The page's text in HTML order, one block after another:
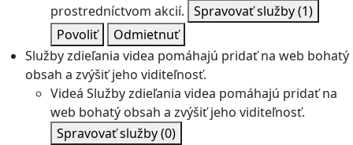
prostredníctvom akcií. Spravovať služby(1)
Povoliť
Odmietnuť
Služby zdieľania videa pomáhajú pridať na web bohatý
obsah a zvýšiť jeho viditeľnosť.
Videá Služby zdieľania videa pomáhajú pridať na
web bohatý obsah a zvýšiť jeho viditeľnosť.
Spravovať služby(0)